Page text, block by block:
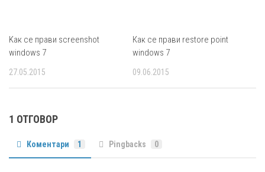
Kак се прави screenshot
windows 7
27.05.2015
Как се прави restore point
windows 7
09.06.2015
1 ОТГОВОР
Коментари 1 Pingbacks 0